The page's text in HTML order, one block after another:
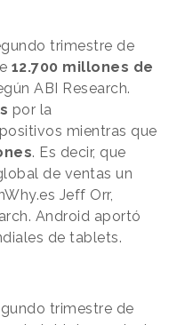
trimestre de
12.700 millones de
ABI Research.
por la
mientras que
. Es decir, que
de ventas un
Jeff Orr,
Android aportó
de tablets.
trimestre de